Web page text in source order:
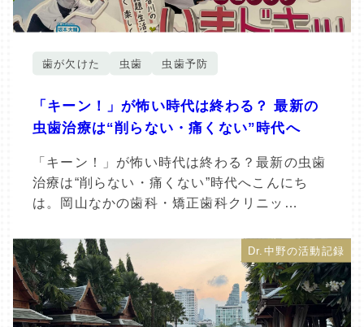
歯が欠けた 虫歯 虫歯予防
「キーン！」が怖い時代は終わる？ 最新の
虫歯治療は“削らない・痛くない”時代へ
「キーン！」が怖い時代は終わる？最新の虫歯
治療は“削らない・痛くない”時代へこんにち
は。岡山なかの歯科・矯正歯科クリニッ…
Dr.中野の活動記録